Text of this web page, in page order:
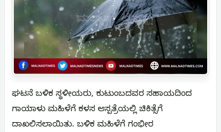
ಘಟನೆ ಬಳಿಕ ಸ್ಥಳೀಯರು, ಕುಟುಂಬದವರ ಸಹಾಯದಿಂದ
ಗಾಯಾಳು ಮಹಿಳೆಗೆ ಕಳಸ ಆಸ್ಪತ್ರೆಯಲ್ಲಿ ಚಿಕಿತ್ಸೆಗೆ
ದಾಖಲಿಸಲಾಯಿತು. ಬಳಿಕ ಮಹಿಳೆಗೆ ಗಂಭೀರ